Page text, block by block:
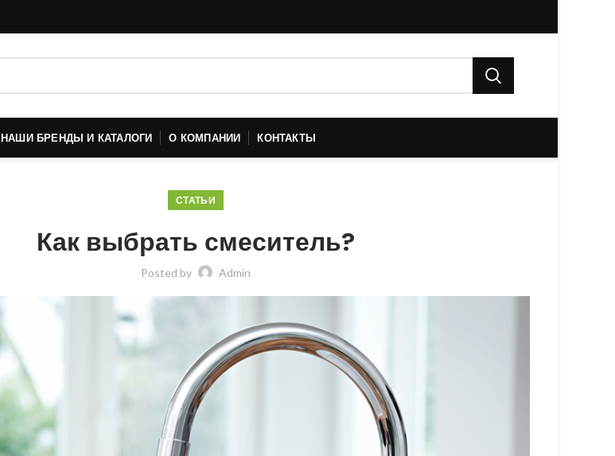
НАШИ БРЕНДЫ И КАТАЛОГИ О КОМПАНИИ КОНТАКТЫ
СТАТЬИ
Как выбрать смеситель?
Posted by Admin